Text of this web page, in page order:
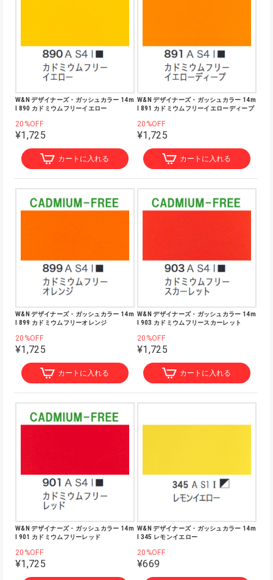
W&N デザイナーズ・ガッシュカラー 14m
l 890 カドミウムフリーイエロー
20%OFF
¥1,725
カートに入れる
W&N デザイナーズ・ガッシュカラー 14m
l 891 カドミウムフリーイエローディープ
20%OFF
¥1,725
カートに入れる
W&N デザイナーズ・ガッシュカラー 14m
l 899 カドミウムフリーオレンジ
20%OFF
¥1,725
カートに入れる
W&N デザイナーズ・ガッシュカラー 14m
l 903 カドミウムフリースカーレット
20%OFF
¥1,725
カートに入れる
W&N デザイナーズ・ガッシュカラー 14m
l 901 カドミウムフリーレッド
20%OFF
¥1,725
W&N デザイナーズ・ガッシュカラー 14m
l 345 レモンイエロー
20%OFF
¥669